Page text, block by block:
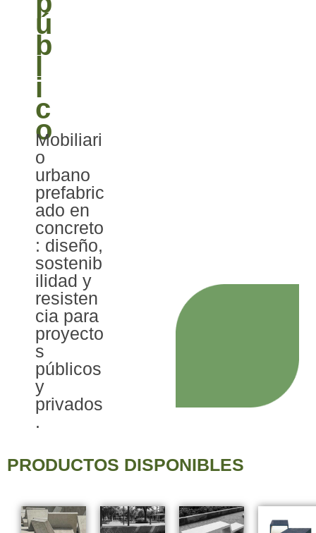
ú
b
l
i
c
o
Mobiliari
o
urbano
prefabric
ado en
concreto
: diseño,
sostenib
ilidad y
resisten
cia para
proyecto
s
públicos
y
privados
.
PRODUCTOS DISPONIBLES